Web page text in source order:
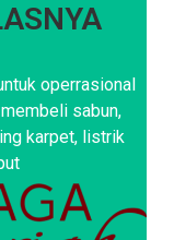
operrasional
sabun,
karpet, listrik